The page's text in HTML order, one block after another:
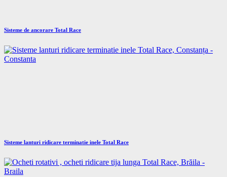
Sisteme de ancorare Total Race
Sisteme lanturi ridicare terminatie inele Total Race